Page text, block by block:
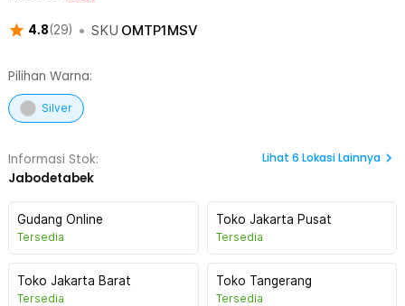
4.8(29) • SKU OMTP1MSV
Pilihan Warna:
Silver
Informasi Stok:
Jabodetabek
Lihat 6 Lokasi Lainnya
Gudang Online
Tersedia
Toko Jakarta Pusat
Tersedia
Toko Jakarta Barat
Tersedia
Toko Tangerang
Tersedia